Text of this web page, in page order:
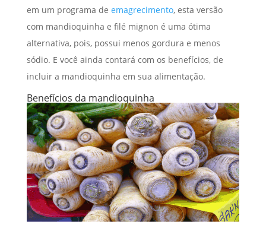
em um programa de emagrecimento, esta versão
com mandioquinha e filé mignon é uma ótima
alternativa, pois, possui menos gordura e menos
sódio. E você ainda contará com os benefícios, de
incluir a mandioquinha em sua alimentação.
Benefícios da mandioquinha